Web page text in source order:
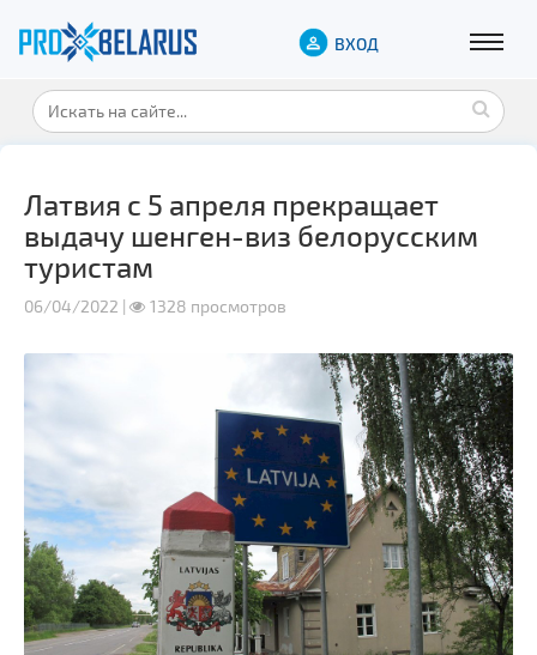
ВХОД
Латвия с 5 апреля прекращает
выдачу шенген-виз белорусским
туристам
06/04/2022 | 1328 просмотров